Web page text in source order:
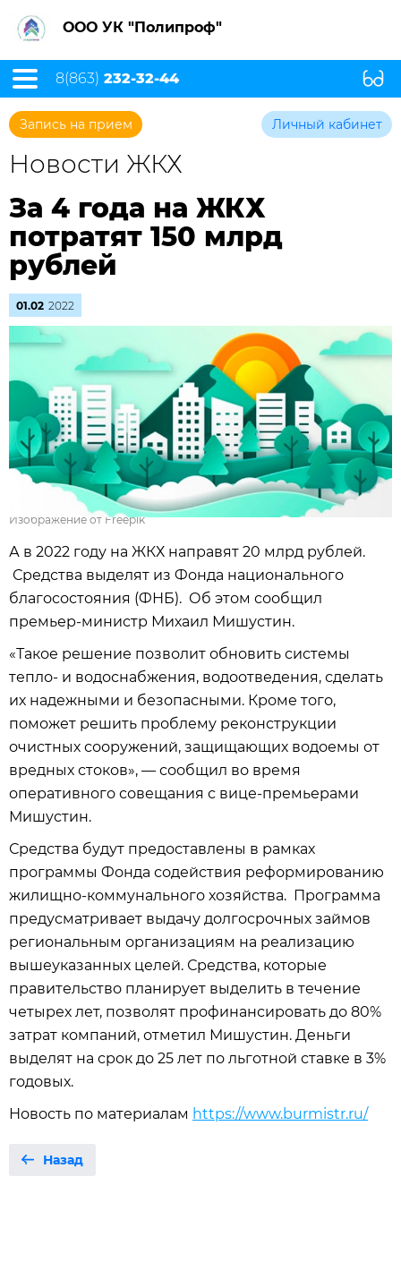
ООО УК "Полипроф"
8(863) 232-32-44
Запись на прием Личный кабинет
Новости ЖКХ
За 4 года на ЖКХ
потратят 150 млрд
рублей
01.02 2022
Изображение от Freepik
А в 2022 году на ЖКХ направят 20 млрд рублей.
Средства выделят из Фонда национального
благосостояния (ФНБ). Об этом сообщил
премьер-министр Михаил Мишустин.
«Такое решение позволит обновить системы
тепло- и водоснабжения, водоотведения, сделать
их надежными и безопасными. Кроме того,
поможет решить проблему реконструкции
очистных сооружений, защищающих водоемы от
вредных стоков», — сообщил во время
оперативного совещания с вице-премьерами
Мишустин.
Средства будут предоставлены в рамках
программы Фонда содействия реформированию
жилищно-коммунального хозяйства. Программа
предусматривает выдачу долгосрочных займов
региональным организациям на реализацию
вышеуказанных целей. Средства, которые
правительство планирует выделить в течение
четырех лет, позволят профинансировать до 80%
затрат компаний, отметил Мишустин. Деньги
выделят на срок до 25 лет по льготной ставке в 3%
годовых.
Новость по материалам https://www.burmistr.ru/
Назад